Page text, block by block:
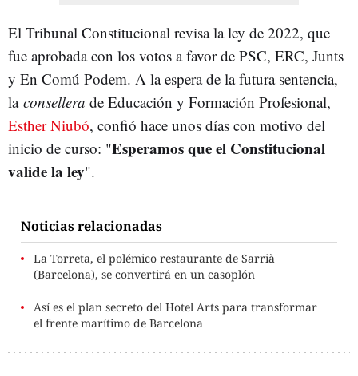
El Tribunal Constitucional revisa la ley de 2022, que
fue aprobada con los votos a favor de PSC, ERC, Junts
y En Comú Podem. A la espera de la futura sentencia,
la consellera de Educación y Formación Profesional,
Esther Niubó, confió hace unos días con motivo del
inicio de curso: "Esperamos que el Constitucional
valide la ley".
Noticias relacionadas
La Torreta, el polémico restaurante de Sarrià
(Barcelona), se convertirá en un casoplón
Así es el plan secreto del Hotel Arts para transformar
el frente marítimo de Barcelona